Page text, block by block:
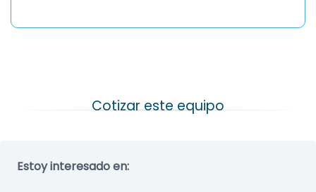
Estoy interesado en: